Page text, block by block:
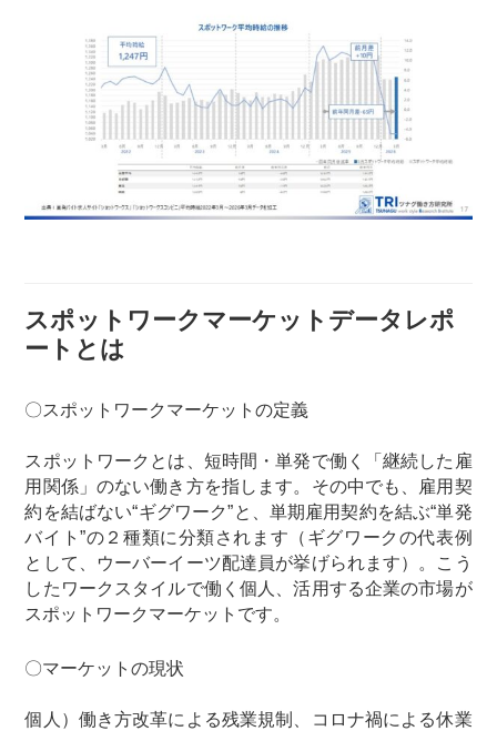
スポットワークマーケットデータレポ
ートとは
〇スポットワークマーケットの定義
スポットワークとは、短時間・単発で働く「継続した雇
用関係」のない働き方を指します。その中でも、雇用契
約を結ばない“ギグワーク”と、単期雇用契約を結ぶ“単発
バイト”の２種類に分類されます（ギグワークの代表例
として、ウーバーイーツ配達員が挙げられます）。こう
したワークスタイルで働く個人、活用する企業の市場が
スポットワークマーケットです。
〇マーケットの現状
個人）働き方改革による残業規制、コロナ禍による休業